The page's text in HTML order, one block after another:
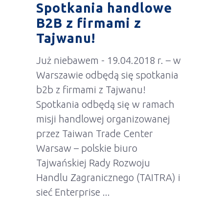
Spotkania handlowe
B2B z firmami z
Tajwanu!
Już niebawem - 19.04.2018 r. – w
Warszawie odbędą się spotkania
b2b z firmami z Tajwanu!
Spotkania odbędą się w ramach
misji handlowej organizowanej
przez Taiwan Trade Center
Warsaw – polskie biuro
Tajwańskiej Rady Rozwoju
Handlu Zagranicznego (TAITRA) i
sieć Enterprise